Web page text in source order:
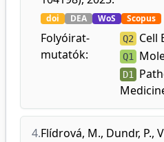
doi DEA WoS Scopus
Folyóirat-
mutatók:
Q2 Cell
Q1
D1
4.Flídrová, M., Dundr, P.,